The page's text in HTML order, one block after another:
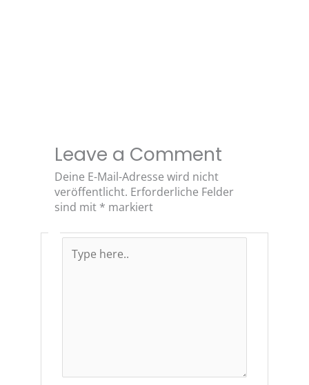
Leave a Comment
Deine E-Mail-Adresse wird nicht
veröffentlicht. Erforderliche Felder
sind mit * markiert
here..